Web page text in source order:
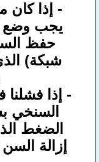
- إذا كان
يجب وضع
حفظ
شبكة)
- إذا
السنخي
الضغط
إزالة